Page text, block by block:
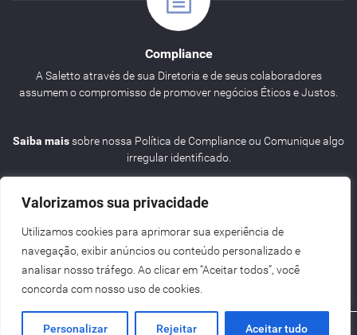
Valorizamos sua privacidade
Utilizamos cookies para aprimorar sua experiência de
navegação, exibir anúncios ou conteúdo personalizado e
analisar nosso tráfego. Ao clicar em “Aceitar todos”, você
concorda com nosso uso de cookies.
Personalizar Rejeitar Aceitar tudo
Compliance
A Saletto através de sua Diretoria e de seus colaboradores
assumem o compromisso de promover negócios Éticos e Justos.
Saiba maissobre nossa Política de Compliance ou Comunique algo
irregular identificado.
Agenda